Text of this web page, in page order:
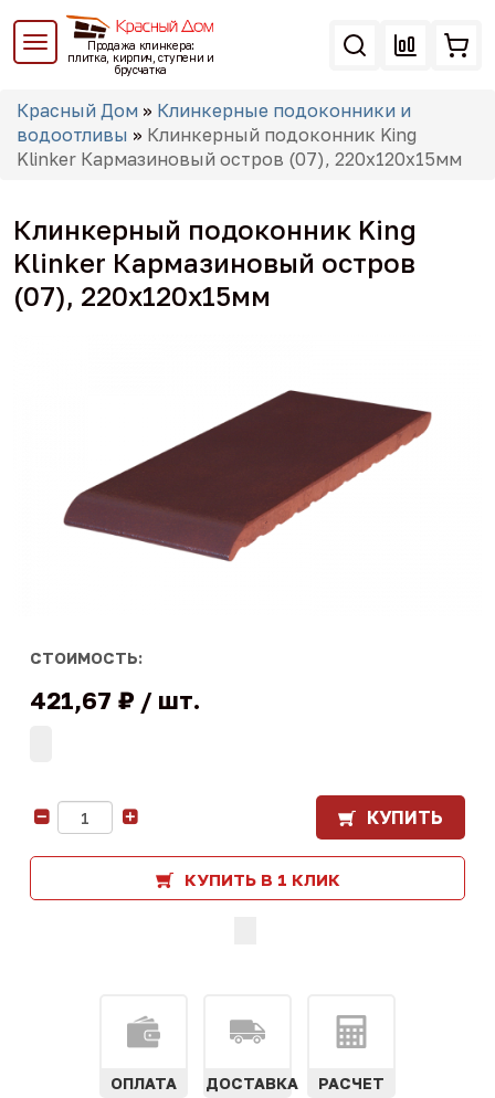
Перейти
основному
Продажа клинкера:
плитка, кирпич, ступени и
брусчатка
Вы
здесь
Красный Дом » Клинкерные подоконники и
водоотливы » Клинкерный подоконник King
Klinker Кармазиновый остров (07), 220х120х15мм
Клинкерный подоконник King
Klinker Кармазиновый остров
(07), 220х120х15мм
СТОИМОСТЬ:
421,67 ₽ шт.
КУПИТЬ
КУПИТЬ В 1 КЛИК
ОПЛАТА ДОСТАВКА РАСЧЕТ